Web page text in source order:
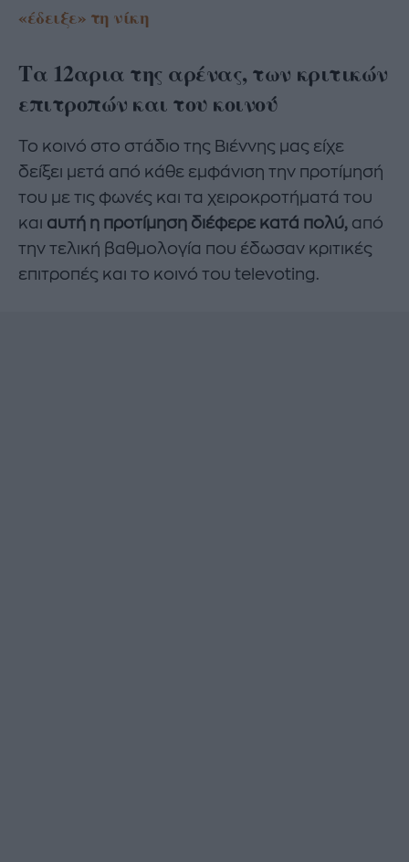
«έδειξε» τη νίκη
Τα 12αρια της αρένας, των κριτικών
επιτροπών και του κοινού
Το κοινό στο στάδιο της Βιέννης μας είχε
δείξει μετά από κάθε εμφάνιση την προτίμησή
του με τις φωνές και τα χειροκροτήματά του
και αυτή η προτίμηση διέφερε κατά πολύ, από
την τελική βαθμολογία που έδωσαν κριτικές
επιτροπές και το κοινό του televoting.